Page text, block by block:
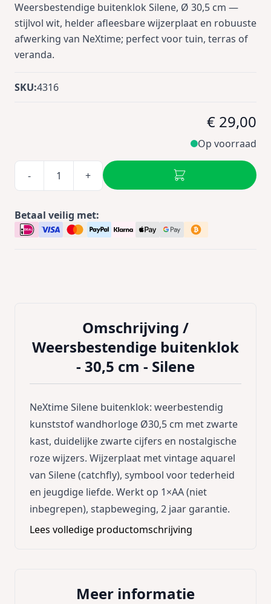
Weersbestendige buitenklok Silene, Ø 30,5 cm —
stijlvol wit, helder afleesbare wijzerplaat en robuuste
afwerking van NeXtime; perfect voor tuin, terras of
veranda.
SKU:4316
€ 29,00
Op voorraad
- +
Betaal veilig met:
Omschrijving /
Weersbestendige buitenklok
- 30,5 cm - Silene
NeXtime Silene buitenklok: weerbestendig
kunststof wandhorloge Ø30,5 cm met zwarte
kast, duidelijke zwarte cijfers en nostalgische
roze wijzers. Wijzerplaat met vintage aquarel
van Silene (catchfly), symbool voor tederheid
en jeugdige liefde. Werkt op 1×AA (niet
inbegrepen), stapbeweging, 2 jaar garantie.
Lees volledige productomschrijving
Meer informatie